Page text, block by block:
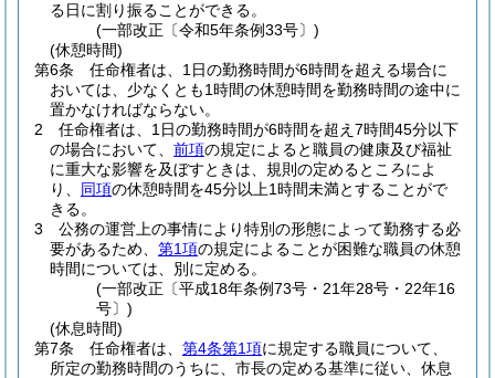
る日に割り振ることができる。
(一部改正〔令和5年条例33号〕)
(休憩時間)
第6条
任命権者は、1日の勤務時間が6時間を超える場合に
おいては、少なくとも1時間の休憩時間を勤務時間の途中に
置かなければならない。
2
任命権者は、1日の勤務時間が6時間を超え7時間45分以下
の場合において、 前項の規定によると職員の健康及び福祉
に重大な影響を及ぼすときは、規則の定めるところによ
り、 同項の休憩時間を45分以上1時間未満とすることがで
きる。
3
公務の運営上の事情により特別の形態によって勤務する必
要があるため、 第1項の規定によることが困難な職員の休憩
時間については、別に定める。
(一部改正〔平成18年条例73号・21年28号・22年16
号〕)
(休息時間)
第7条
任命権者は、 第4条第1項に規定する職員について、
所定の勤務時間のうちに、市長の定める基準に従い、休息